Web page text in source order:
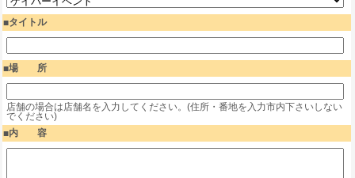
タイトル
場 所
店舗の場合は店舗名を入力してください。(住所・番地を入力市内下さいしない
でください)
内 容